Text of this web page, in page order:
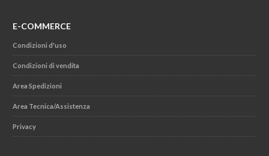
E-COMMERCE
Condizioni d'uso
Condizioni di vendita
Area Spedizioni
Area Tecnica/Assistenza
Privacy